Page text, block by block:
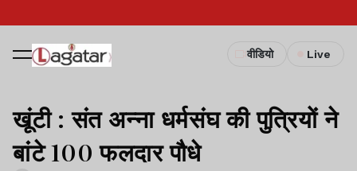
वीडियो Live
खूंटी : संत अन्ना धर्मसंघ की पुत्रियों ने
बांटे 100 फलदार पौधे